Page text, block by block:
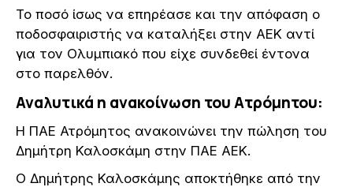
Το ποσό ίσως να επηρέασε και την απόφαση ο
ποδοσφαιριστής να καταλήξει στην ΑΕΚ αντί
για τον Ολυμπιακό που είχε συνδεθεί έντονα
στο παρελθόν.
Αναλυτικά η ανακοίνωση του Ατρόμητου:
Η ΠΑΕ Ατρόμητος ανακοινώνει την πώληση του
Δημήτρη Καλοσκάμη στην ΠΑΕ ΑΕΚ.
Ο Δημήτρης Καλοσκάμης αποκτήθηκε από την